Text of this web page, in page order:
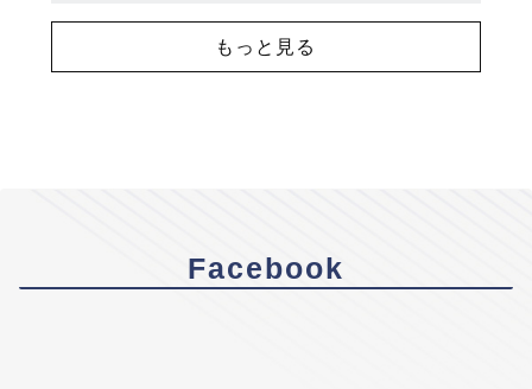
もっと見る
Facebook